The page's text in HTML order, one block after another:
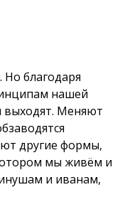
Но благодаря
нашей
выходят. Меняют
другие формы,
мы живём и
и иванам,